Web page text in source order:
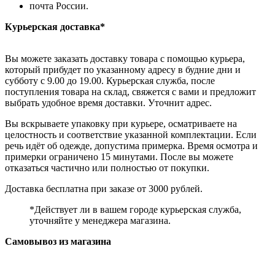
почта России.
Курьерская доставка*
Вы можете заказать доставку товара с помощью курьера,
который прибудет по указанному адресу в будние дни и
субботу с 9.00 до 19.00. Курьерская служба, после
поступления товара на склад, свяжется с вами и предложит
выбрать удобное время доставки. Уточнит адрес.
Вы вскрываете упаковку при курьере, осматриваете на
целостность и соответствие указанной комплектации. Если
речь идёт об одежде, допустима примерка. Время осмотра и
примерки ограничено 15 минутами. После вы можете
отказаться частично или полностью от покупки.
Доставка бесплатна при заказе от 3000 рублей.
*Действует ли в вашем городе курьерская служба,
уточняйте у менеджера магазина.
Самовывоз из магазина